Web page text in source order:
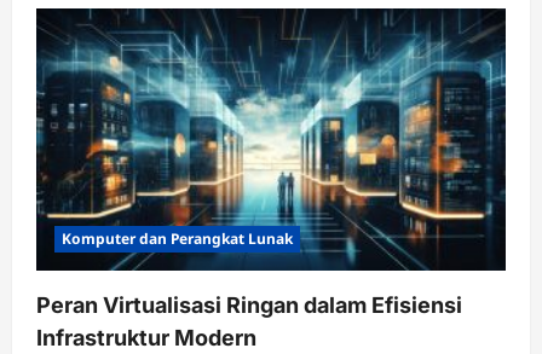
Tips
Mengamankan
Data
dan
Akun
Smartphone
dengan
Efektif
Komputer dan Perangkat Lunak
Peran Virtualisasi Ringan dalam Efisiensi
Infrastruktur Modern